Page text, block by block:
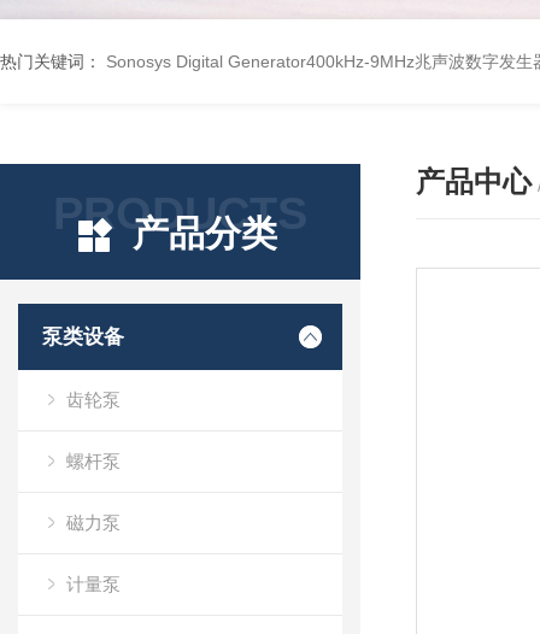
热门关键词： Sonosys Digital Generator400kHz-9MHz兆声波数字发生
PRODUCTS
产品分类
泵类设备
齿轮泵
螺杆泵
磁力泵
计量泵
产品中心